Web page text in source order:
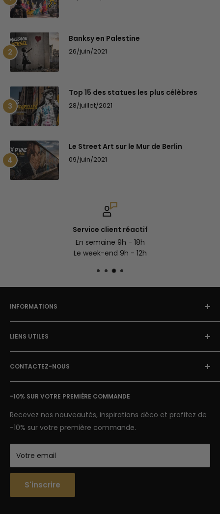
Banksy en Palestine
26/juin/2021
Top 15 des statues les plus célèbres
28/juillet/2021
Le Street Art sur le Mur de Berlin
09/juin/2021
Service client réactif
En semaine 9h - 18h
Le week-end 9h - 12h
INFORMATIONS
À Propos
Blog Street Art
Politique de Retour
Mentions Légales & CGU
Conditions Générales de Vente
LIENS UTILES
FAQ
Avis clients
Suivi de colis
Nous contacter
CONTACTEZ-NOUS
E-mail: contact@street-art-galerie.com
7 jours sur 7
Semaine : 9h-18h | Week-end 9h-12h
-10% SUR VOTRE PREMIÈRE COMMANDE
Recevez nos nouveautés, inspirations déco et profitez de
-10% sur votre première commande.
Votre email
S'inscrire